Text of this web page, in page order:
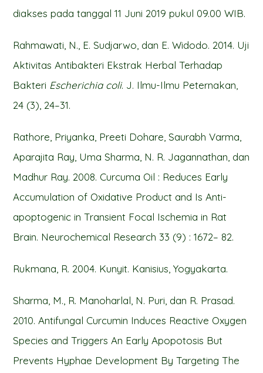
diakses pada tanggal 11 Juni 2019 pukul 09.00 WIB.
Rahmawati, N., E. Sudjarwo, dan E. Widodo. 2014. Uji
Aktivitas Antibakteri Ekstrak Herbal Terhadap
Bakteri Escherichia coli. J. Ilmu-Ilmu Peternakan,
24 (3), 24–31.
Rathore, Priyanka, Preeti Dohare, Saurabh Varma,
Aparajita Ray, Uma Sharma, N. R. Jagannathan, dan
Madhur Ray. 2008. Curcuma Oil : Reduces Early
Accumulation of Oxidative Product and Is Anti-
apoptogenic in Transient Focal Ischemia in Rat
Brain. Neurochemical Research 33 (9) : 1672– 82.
Rukmana, R. 2004. Kunyit. Kanisius, Yogyakarta.
Sharma, M., R. Manoharlal, N. Puri, dan R. Prasad.
2010. Antifungal Curcumin Induces Reactive Oxygen
Species and Triggers An Early Apopotosis But
Prevents Hyphae Development By Targeting The